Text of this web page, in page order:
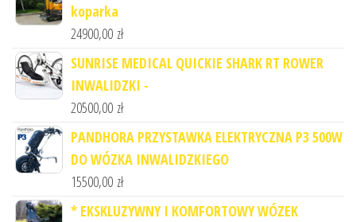
koparka
24900,00 zł
SUNRISE MEDICAL QUICKIE SHARK RT ROWER
INWALIDZKI -
20500,00 zł
PANDHORA PRZYSTAWKA ELEKTRYCZNA P3 500W
DO WÓZKA INWALIDZKIEGO
15500,00 zł
* EKSKLUZYWNY I KOMFORTOWY WÓZEK